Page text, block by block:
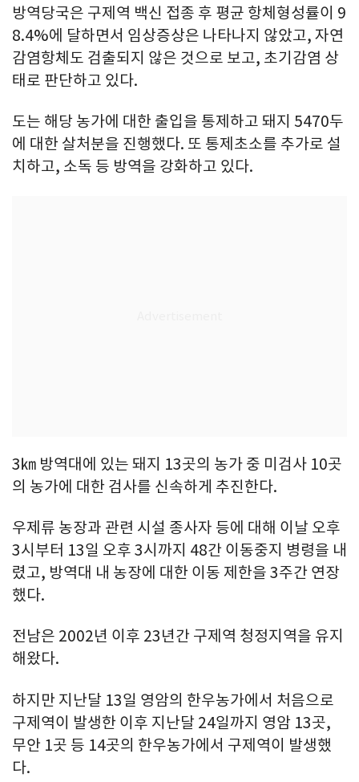
방역당국은 구제역 백신 접종 후 평균 항체형성률이 9
8.4%에 달하면서 임상증상은 나타나지 않았고, 자연
감염항체도 검출되지 않은 것으로 보고, 초기감염 상
태로 판단하고 있다.
도는 해당 농가에 대한 출입을 통제하고 돼지 5470두
에 대한 살처분을 진행했다. 또 통제초소를 추가로 설
치하고, 소독 등 방역을 강화하고 있다.
3㎞ 방역대에 있는 돼지 13곳의 농가 중 미검사 10곳
의 농가에 대한 검사를 신속하게 추진한다.
우제류 농장과 관련 시설 종사자 등에 대해 이날 오후
3시부터 13일 오후 3시까지 48간 이동중지 병령을 내
렸고, 방역대 내 농장에 대한 이동 제한을 3주간 연장
했다.
전남은 2002년 이후 23년간 구제역 청정지역을 유지
해왔다.
하지만 지난달 13일 영암의 한우농가에서 처음으로
구제역이 발생한 이후 지난달 24일까지 영암 13곳,
무안 1곳 등 14곳의 한우농가에서 구제역이 발생했
다.